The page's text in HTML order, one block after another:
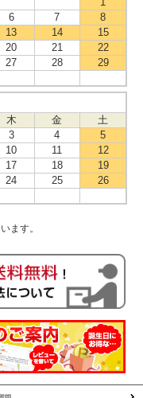
6 7
8
13 14
15
20 21
22
27 28
29
木 金
土
3 4
5
10 11
12
17 18
19
24 25
26
ます。